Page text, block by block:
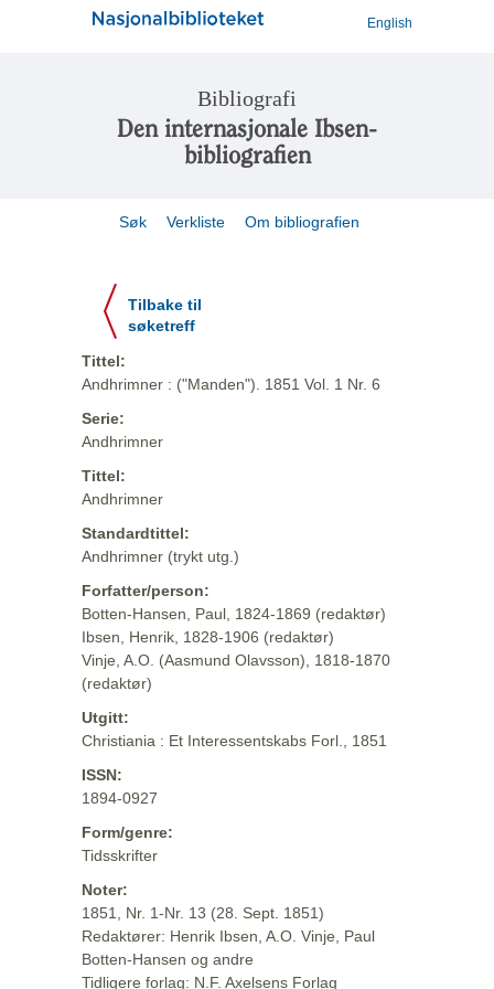
English
Bibliografi
Den internasjonale Ibsen-
bibliografien
Søk Verkliste Om bibliografien
Tilbake til
søketreff
Tittel:
Andhrimner : ("Manden"). 1851 Vol. 1 Nr. 6
Serie:
Andhrimner
Tittel:
Andhrimner
Standardtittel:
Andhrimner (trykt utg.)
Forfatter/person:
Botten-Hansen, Paul, 1824-1869 (redaktør)
Ibsen, Henrik, 1828-1906 (redaktør)
Vinje, A.O. (Aasmund Olavsson), 1818-1870
(redaktør)
Utgitt:
Christiania : Et Interessentskabs Forl., 1851
ISSN:
1894-0927
Form/genre:
Tidsskrifter
Noter:
1851, Nr. 1-Nr. 13 (28. Sept. 1851)
Redaktører: Henrik Ibsen, A.O. Vinje, Paul
Botten-Hansen og andre
Tidligere forlag: N.F. Axelsens Forlag